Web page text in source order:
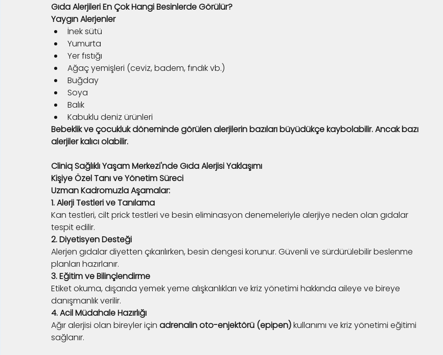
Gıda Alerjileri En Çok Hangi Besinlerde Görülür?
Yaygın Alerjenler
İnek sütü
Yumurta
Yer fıstığı
Ağaç yemişleri (ceviz, badem, fındık vb.)
Buğday
Soya
Balık
Kabuklu deniz ürünleri
Bebeklik ve çocukluk döneminde görülen alerjilerin bazıları büyüdükçe kaybolabilir. Ancak bazı
alerjiler kalıcı olabilir.
Cliniq Sağlıklı Yaşam Merkezi'nde Gıda Alerjisi Yaklaşımı
Kişiye Özel Tanı ve Yönetim Süreci
Uzman Kadromuzla Aşamalar:
1. Alerji Testleri ve Tanılama
Kan testleri, cilt prick testleri ve besin eliminasyon denemeleriyle alerjiye neden olan gıdalar
tespit edilir.
2. Diyetisyen Desteği
Alerjen gıdalar diyetten çıkarılırken, besin dengesi korunur. Güvenli ve sürdürülebilir beslenme
planları hazırlanır.
3. Eğitim ve Bilinçlendirme
Etiket okuma, dışarıda yemek yeme alışkanlıkları ve kriz yönetimi hakkında aileye ve bireye
danışmanlık verilir.
4. Acil Müdahale Hazırlığı
Ağır alerjisi olan bireyler için adrenalin oto-enjektörü (epipen) kullanımı ve kriz yönetimi eğitimi
sağlanır.